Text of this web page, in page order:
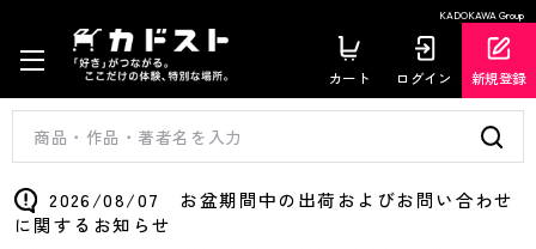
KADOKAWA Group
カート ログイン 新規登録
2026/08/07 お盆期間中の出荷およびお問い合わせ
に関するお知らせ